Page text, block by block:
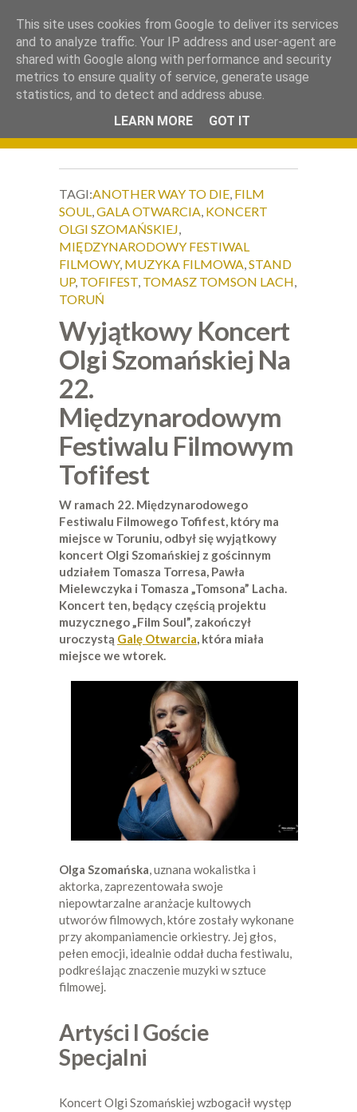
Okiem Obiektywu.
TAGI:ANOTHER WAY TO DIE, FILM
SOUL,GALA OTWARCIA, KONCERT
OLGI SZOMAŃSKIEJ,
MIĘDZYNARODOWY FESTIWAL
FILMOWY, MUZYKA FILMOWA,STAND
UP, TOFIFEST, TOMASZ TOMSON LACH,
TORUŃ
Wyjątkowy Koncert
Olgi Szomańskiej Na
22.
Międzynarodowym
Festiwalu Filmowym
Tofifest
W ramach 22. Międzynarodowego
Festiwalu Filmowego Tofifest, który ma
miejsce w Toruniu, odbył się wyjątkowy
koncert Olgi Szomańskiej z gościnnym
udziałem Tomasza Torresa, Pawła
Mielewczyka i Tomasza „Tomsona” Lacha.
Koncert ten, będący częścią projektu
muzycznego „Film Soul”, zakończył
uroczystą Galę Otwarcia, która miała
miejsce we wtorek.
Olga Szomańska, uznana wokalistka i
aktorka, zaprezentowała swoje
niepowtarzalne aranżacje kultowych
utworów filmowych, które zostały wykonane
przy akompaniamencie orkiestry. Jej głos,
pełen emocji, idealnie oddał ducha festiwalu,
podkreślając znaczenie muzyki w sztuce
filmowej.
Artyści I Goście
Specjalni
Koncert Olgi Szomańskiej wzbogacił występ
This site uses cookies from Google to deliver its services
and to analyze traffic. Your IP address and user-agent are
shared with Google along with performance and security
metrics to ensure quality of service, generate usage
statistics, and to detect and address abuse.
LEARN MORE
GOT IT